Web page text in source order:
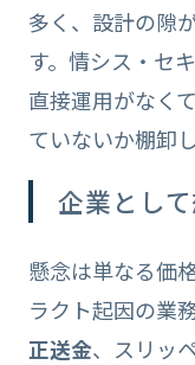
多く、設計の隙
す。情シス・セ
直接運用がなく
ていないか棚卸
企業とし
懸念は単なる価
ラクト起因の業
正送金、スリッ